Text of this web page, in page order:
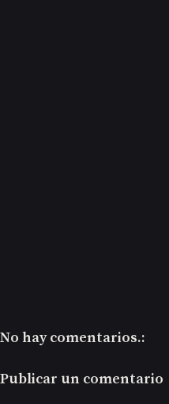
No hay comentarios.:
Publicar un comentario